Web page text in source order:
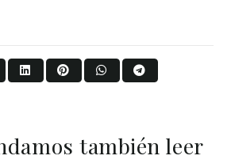
también leer